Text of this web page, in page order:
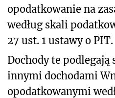
opodatkowanie na
według skali
27 ust. 1 ustawy o PIT.
Dochody te podlegają
innymi dochodami
opodatkowanymi